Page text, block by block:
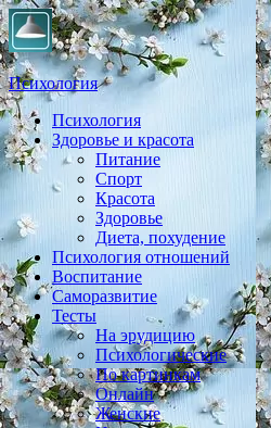
Психология
Практическая психология,
здоровье, воспитание,
Психология
Здоровье и красота
Питание
Спорт
Красота
Здоровье
Диета, похудение
Психология отношений
Воспитание
Саморазвитие
Тесты
На эрудицию
Психологические
По картинкам
Онлайн
Женские